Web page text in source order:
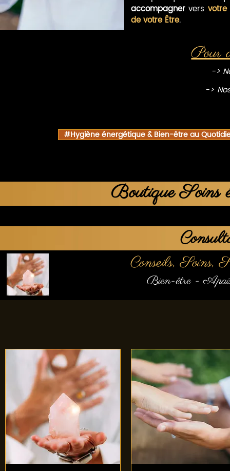
accompagnervers
de votre Être.
#Hygiène énergétique & Bien-être au
Pour
->
->
Boutique Soins
Conseils, Soins,
Bien-être -